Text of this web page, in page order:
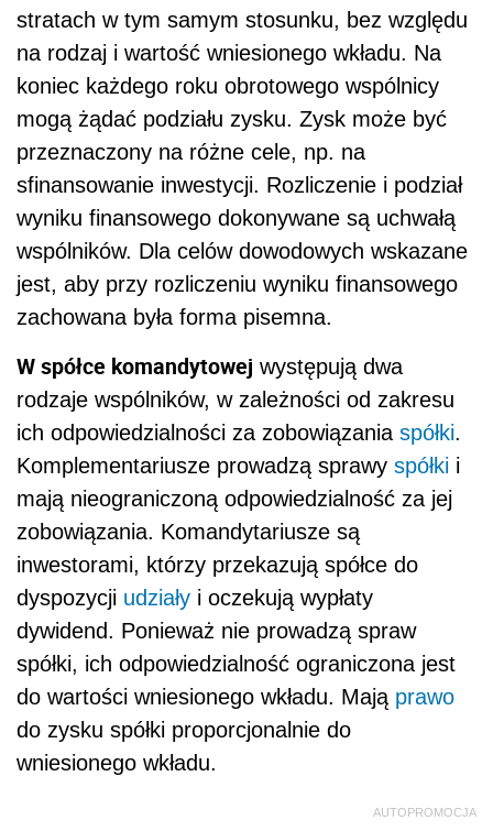
stratach w tym samym stosunku, bez względu
na rodzaj i wartość wniesionego wkładu. Na
koniec każdego roku obrotowego wspólnicy
mogą żądać podziału zysku. Zysk może być
przeznaczony na różne cele, np. na
sfinansowanie inwestycji. Rozliczenie i podział
wyniku finansowego dokonywane są uchwałą
wspólników. Dla celów dowodowych wskazane
jest, aby przy rozliczeniu wyniku finansowego
zachowana była forma pisemna.
W spółce komandytowej występują dwa
rodzaje wspólników, w zależności od zakresu
ich odpowiedzialności za zobowiązania spółki.
Komplementariusze prowadzą sprawy spółki i
mają nieograniczoną odpowiedzialność za jej
zobowiązania. Komandytariusze są
inwestorami, którzy przekazują spółce do
dyspozycji udziały i oczekują wypłaty
dywidend. Ponieważ nie prowadzą spraw
spółki, ich odpowiedzialność ograniczona jest
do wartości wniesionego wkładu. Mają prawo
do zysku spółki proporcjonalnie do
wniesionego wkładu.
AUTOPROMOCJA